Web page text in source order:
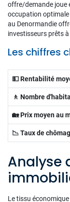
offre/demande joue
occupation optimale
au Denormandie
investisseurs prêts
Les chiffres
💵 Rentabilité
🚶 Nombre
🏡 Prix moyen au
📉 Taux de
Analyse
Le tissu